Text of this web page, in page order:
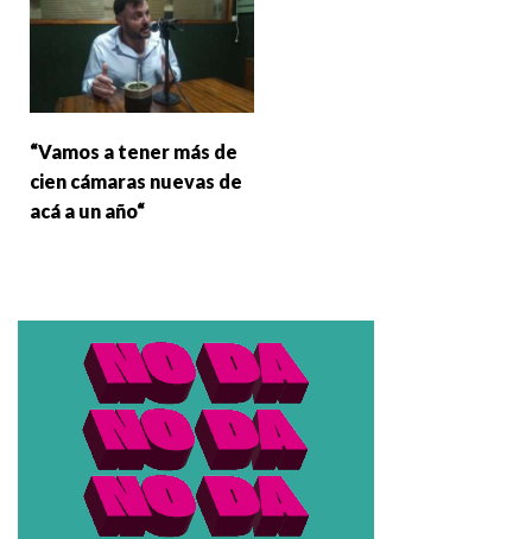
“Vamos a tener más de
cien cámaras nuevas de
acá a un año“